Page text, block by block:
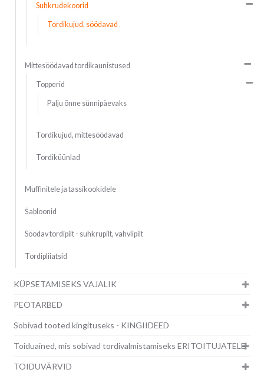
Suhkrudekoorid
Tordikujud, söödavad
Mittesöödavad tordikaunistused
Topperid
Palju õnne sünnipäevaks
Tordikujud, mittesöödavad
Tordiküünlad
Muffinitele ja tassikookidele
Šabloonid
Söödav tordipilt - suhkrupilt, vahvlipilt
Tordipliiatsid
KÜPSETAMISEKS VAJALIK
PEOTARBED
Sobivad tooted kingituseks - KINGIIDEED
Toiduained, mis sobivad tordivalmistamiseks ERITOITUJATELE
TOIDUVÄRVID